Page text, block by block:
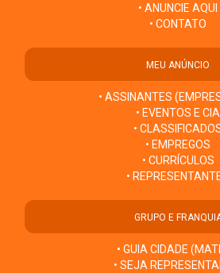
• ANUNCIE AQUI
• CONTATO
MEU ANÚNCIO
• ASSINANTES
• EVENTOS E CIA
•
• EMPREGOS
• CURRÍCULOS
•
GRUPO E
• GUIA CIDADE
• SEJA